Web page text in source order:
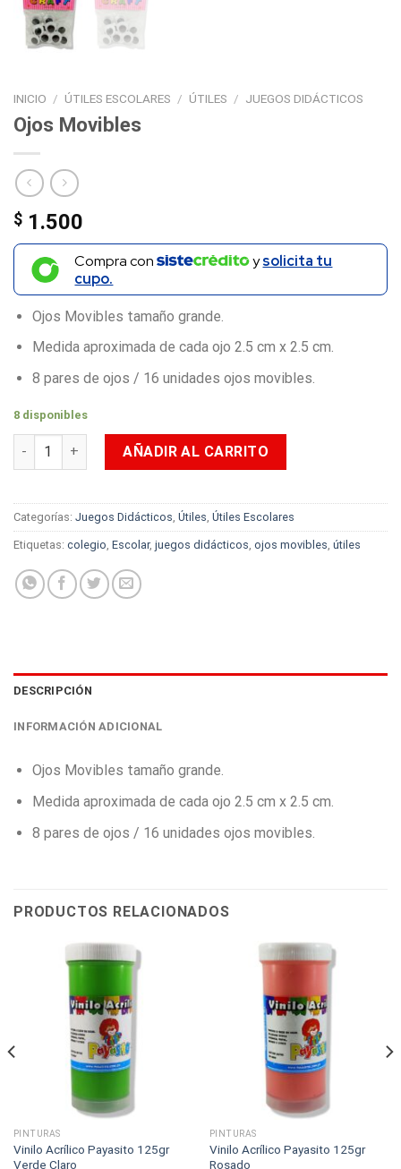
INICIO / ÚTILES ESCOLARES / ÚTILES / JUEGOS DIDÁCTICOS
Ojos Movibles
$ 1.500
Compra con ysolicita tu
cupo.
Ojos Movibles tamaño grande.
Medida aproximada de cada ojo 2.5 cm x 2.5 cm.
8 pares de ojos / 16 unidades ojos movibles.
8 disponibles
Ojos Movibles cantidadAÑADIR AL CARRITO
Categorías: Juegos Didácticos Útiles Útiles Escolares
Etiquetas: colegio Escolar, juegos didácticos ojos movibles útiles
DESCRIPCIÓN
INFORMACIÓN ADICIONAL
Ojos Movibles tamaño grande.
Medida aproximada de cada ojo 2.5 cm x 2.5 cm.
8 pares de ojos / 16 unidades ojos movibles.
PRODUCTOS RELACIONADOS
PINTURAS
Vinilo Acrílico Payasito 125gr
Verde Claro
PINTURAS
Vinilo Acrílico Payasito 125gr
Rosado